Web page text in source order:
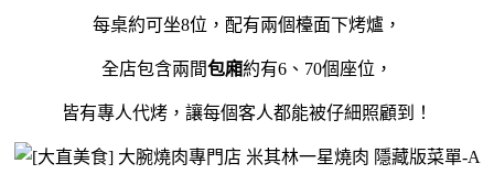
每桌約可坐8位，配有兩個檯面下烤爐，
全店包含兩間包廂約有6、70個座位，
皆有專人代烤，讓每個客人都能被仔細照顧到！